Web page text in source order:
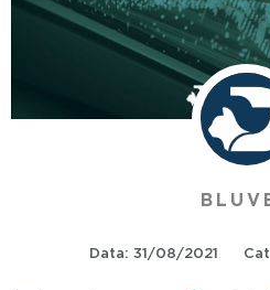
Data: 31/08/2021